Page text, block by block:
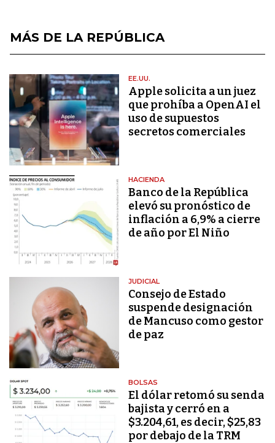
MÁS DE LA REPÚBLICA
EE.UU.
Apple solicita a un juez
que prohíba a OpenAI el
uso de supuestos
secretos comerciales
HACIENDA
Banco de la República
elevó su pronóstico de
inflación a 6,9% a cierre
de año por El Niño
JUDICIAL
Consejo de Estado
suspende designación
de Mancuso como gestor
de paz
BOLSAS
El dólar retomó su senda
bajista y cerró en a
$3.204,61, es decir, $25,83
por debajo de la TRM